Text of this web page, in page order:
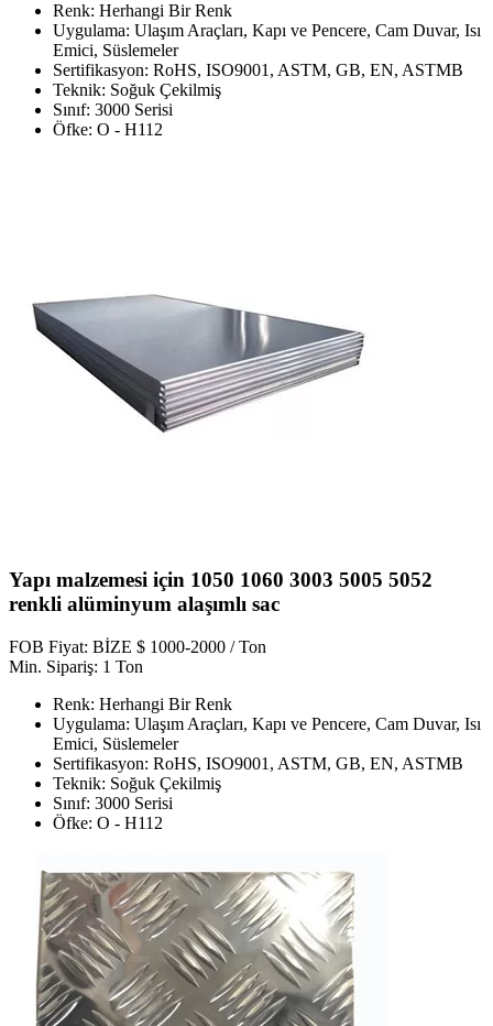
Renk: Herhangi Bir Renk
Uygulama: Ulaşım Araçları, Kapı ve Pencere, Cam Duvar, Isı
Emici, Süslemeler
Sertifikasyon: RoHS, ISO9001, ASTM, GB, EN, ASTMB
Teknik: Soğuk Çekilmiş
Sınıf: 3000 Serisi
Öfke: O - H112
Yapı malzemesi için 1050 1060 3003 5005 5052
renkli alüminyum alaşımlı sac
FOB Fiyat: BİZE $ 1000-2000 / Ton
Min. Sipariş: 1 Ton
Renk: Herhangi Bir Renk
Uygulama: Ulaşım Araçları, Kapı ve Pencere, Cam Duvar, Isı
Emici, Süslemeler
Sertifikasyon: RoHS, ISO9001, ASTM, GB, EN, ASTMB
Teknik: Soğuk Çekilmiş
Sınıf: 3000 Serisi
Öfke: O - H112